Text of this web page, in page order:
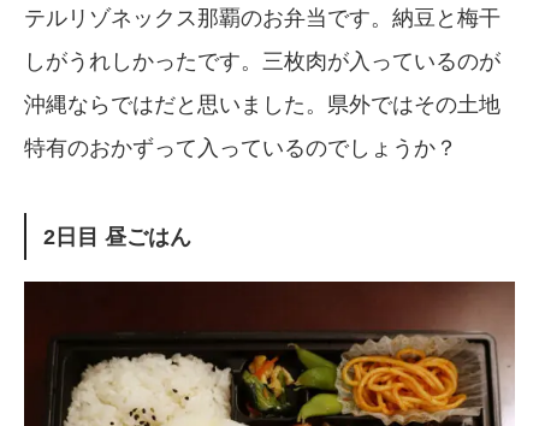
テルリゾネックス那覇のお弁当です。納豆と梅干
しがうれしかったです。三枚肉が入っているのが
沖縄ならではだと思いました。県外ではその土地
特有のおかずって入っているのでしょうか？
2日目 昼ごはん